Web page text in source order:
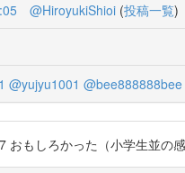
@HiroyukiShioi (投稿一覧)
@yujyu1001 @bee888888bee
おもしろかった（小学生並の感